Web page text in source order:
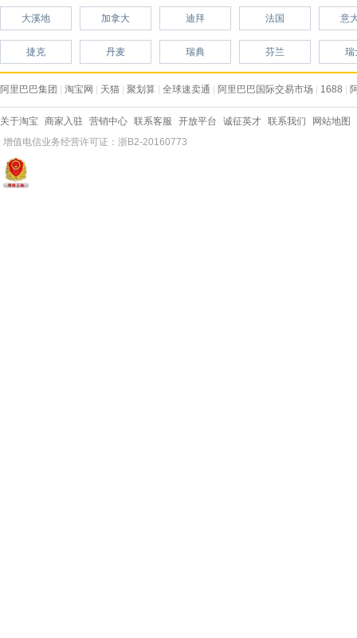
大溪地 加拿大 迪拜 法国 意
捷克 丹麦 瑞典 芬兰 瑞
阿里巴巴集团 淘宝网 天猫 聚划算 全球速卖通 阿里巴巴国际交易市场 1688
关于淘宝 商家入驻 营销中心 联系客服 开放平台 诚征英才 联系我们
网站地图
增值电信业务经营许可证：浙B2-20160773